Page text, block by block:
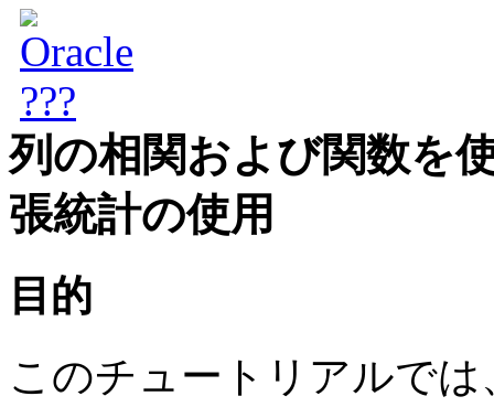
列の相関および関数を
張統計の使用
目的
このチュートリアルで